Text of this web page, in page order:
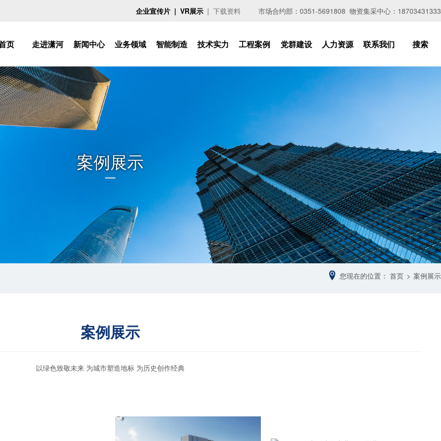
企业宣传片| VR展示| 下载资料市场合约部：0351-5691808 物资集采中心：18703431333
页 走进潇河 新闻中心 业务领域 智能制造 技术实力 工程案例 党群建设 人力资源 联系我们 搜索
案例展示
您现在的位置： 首页 > 案例展示
案例展示
以绿色致敬未来 为城市塑造地标 为历史创作经典